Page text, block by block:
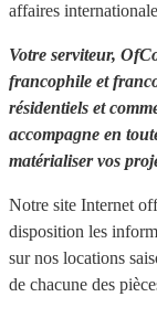
affaires
Votre serviteur,
francophile et
résidentiels et
accompagne en
matérialiser vos
Notre site Internet
disposition les
sur nos locations
de chacune des